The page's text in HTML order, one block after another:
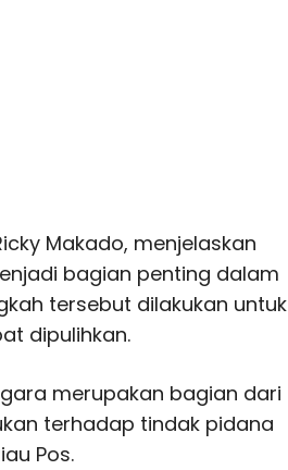
Makado, menjelaskan
bagian penting dalam
tersebut dilakukan untuk
dipulihkan.
merupakan bagian dari
terhadap tindak pidana
Pos.